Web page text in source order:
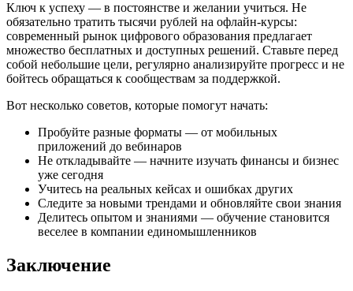
Ключ к успеху — в постоянстве и желании учиться. Не
обязательно тратить тысячи рублей на офлайн-курсы:
современный рынок цифрового образования предлагает
множество бесплатных и доступных решений. Ставьте перед
собой небольшие цели, регулярно анализируйте прогресс и не
бойтесь обращаться к сообществам за поддержкой.
Вот несколько советов, которые помогут начать:
Пробуйте разные форматы — от мобильных
приложений до вебинаров
Не откладывайте — начните изучать финансы и бизнес
уже сегодня
Учитесь на реальных кейсах и ошибках других
Следите за новыми трендами и обновляйте свои знания
Делитесь опытом и знаниями — обучение становится
веселее в компании единомышленников
Заключение